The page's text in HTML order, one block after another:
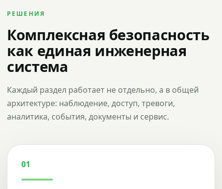
РЕШЕНИЯ
Комплексная безопасность
как единая инженерная
система
Каждый раздел работает не отдельно, а в общей
архитектуре: наблюдение, доступ, тревоги,
аналитика, события, документы и сервис.
01